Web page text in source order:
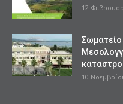
12
10